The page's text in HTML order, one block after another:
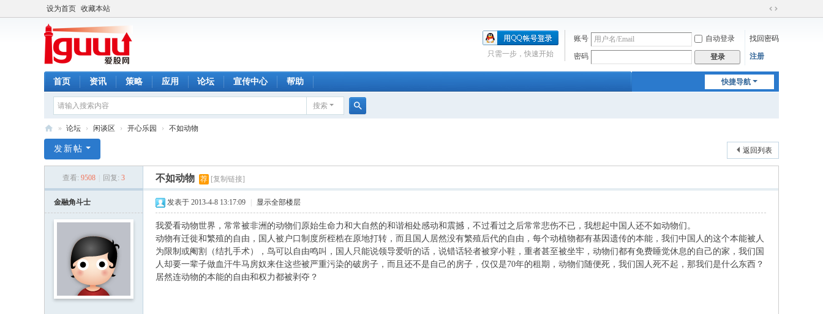
设为首页 收藏本站
切
到
账号 自动登录 找回密码
密码 登录 注册
只需一步，快速开始
快捷导航
首页 资讯 策略 应用 论坛 宣传中心 帮助
搜索
股
» 论坛 › 闲谈区 › 开心乐园 › 不如动物
返回列表
发新帖
查看: 9508 回复: 3 不如动物 荐 [复制链接]
金融角斗士 发表于 2013-4-8 13:17:09 显示全部楼层
我爱看动物世界，常常被非洲的动物们原始生命力和大自然的和谐相处感动和震撼，不过看过之后常常悲伤不已，我想起中国人还不如动物们。
动物有迁徙和繁殖的自由，国人被户口制度所桎梏在原地打转，而且国人居然没有繁殖后代的自由，每个动植物都有基因遗传的本能，我们中国人的这个本能被人
为限制或阉割（结扎手术），鸟可以自由鸣叫，国人只能说领导爱听的话，说错话轻者被穿小鞋，重者甚至被坐牢，动物们都有免费睡觉休息的自己的家，我们国
人却要一辈子做血汗牛马房奴来住这些被严重污染的破房子，而且还不是自己的房子，仅仅是70年的租期，动物们随便死，我们国人死不起，那我们是什么东西？
居然连动物的本能的自由和权力都被剥夺？